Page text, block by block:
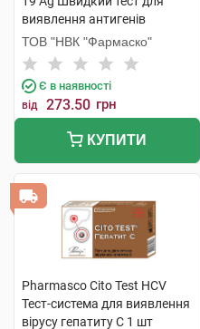
виявлення антигенів
коронавірусу для
самоконтролю 1 шт
ТОВ "НВК "Фармаско"
Є в наявності
від 273.50 грн
КУПИТИ
Pharmasco Cito Test HCV
Тест-система для виявлення
вірусу гепатиту С 1 шт